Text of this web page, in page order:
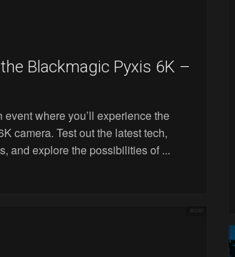
Blackmagic Pyxis 6K –
where you’ll experience the
camera. Test out the latest tech,
and explore the possibilities of ...
30232